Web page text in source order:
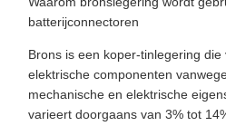
batterijconnectoren
Brons is een koper-tinlegering
elektrische componenten
mechanische en elektrische
varieert doorgaans van 3% tot